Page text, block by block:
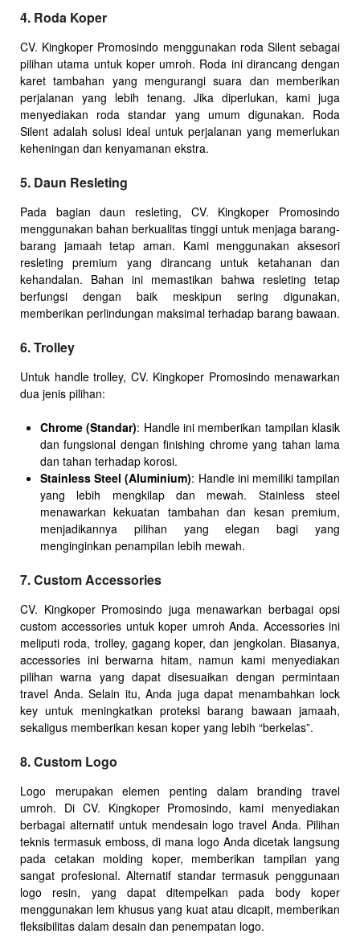
4. Roda Koper
CV. Kingkoper Promosindo menggunakan roda Silent sebagai
pilihan utama untuk koper umroh. Roda ini dirancang dengan
karet tambahan yang mengurangi suara dan memberikan
perjalanan yang lebih tenang. Jika diperlukan, kami juga
menyediakan roda standar yang umum digunakan. Roda
Silent adalah solusi ideal untuk perjalanan yang memerlukan
keheningan dan kenyamanan ekstra.
5. Daun Resleting
Pada bagian daun resleting, CV. Kingkoper Promosindo
menggunakan bahan berkualitas tinggi untuk menjaga barang-
barang jamaah tetap aman. Kami menggunakan aksesori
resleting premium yang dirancang untuk ketahanan dan
kehandalan. Bahan ini memastikan bahwa resleting tetap
berfungsi dengan baik meskipun sering digunakan,
memberikan perlindungan maksimal terhadap barang bawaan.
6. Trolley
Untuk handle trolley, CV. Kingkoper Promosindo menawarkan
dua jenis pilihan:
Chrome (Standar): Handle ini memberikan tampilan klasik
dan fungsional dengan finishing chrome yang tahan lama
dan tahan terhadap korosi.
Stainless Steel (Aluminium): Handle ini memiliki tampilan
yang lebih mengkilap dan mewah. Stainless steel
menawarkan kekuatan tambahan dan kesan premium,
menjadikannya pilihan yang elegan bagi yang
menginginkan penampilan lebih mewah.
7. Custom Accessories
CV. Kingkoper Promosindo juga menawarkan berbagai opsi
custom accessories untuk koper umroh Anda. Accessories ini
meliputi roda, trolley, gagang koper, dan jengkolan. Biasanya,
accessories ini berwarna hitam, namun kami menyediakan
pilihan warna yang dapat disesuaikan dengan permintaan
travel Anda. Selain itu, Anda juga dapat menambahkan lock
key untuk meningkatkan proteksi barang bawaan jamaah,
sekaligus memberikan kesan koper yang lebih “berkelas”.
8. Custom Logo
Logo merupakan elemen penting dalam branding travel
umroh. Di CV. Kingkoper Promosindo, kami menyediakan
berbagai alternatif untuk mendesain logo travel Anda. Pilihan
teknis termasuk emboss, di mana logo Anda dicetak langsung
pada cetakan molding koper, memberikan tampilan yang
sangat profesional. Alternatif standar termasuk penggunaan
logo resin, yang dapat ditempelkan pada body koper
menggunakan lem khusus yang kuat atau dicapit, memberikan
fleksibilitas dalam desain dan penempatan logo.